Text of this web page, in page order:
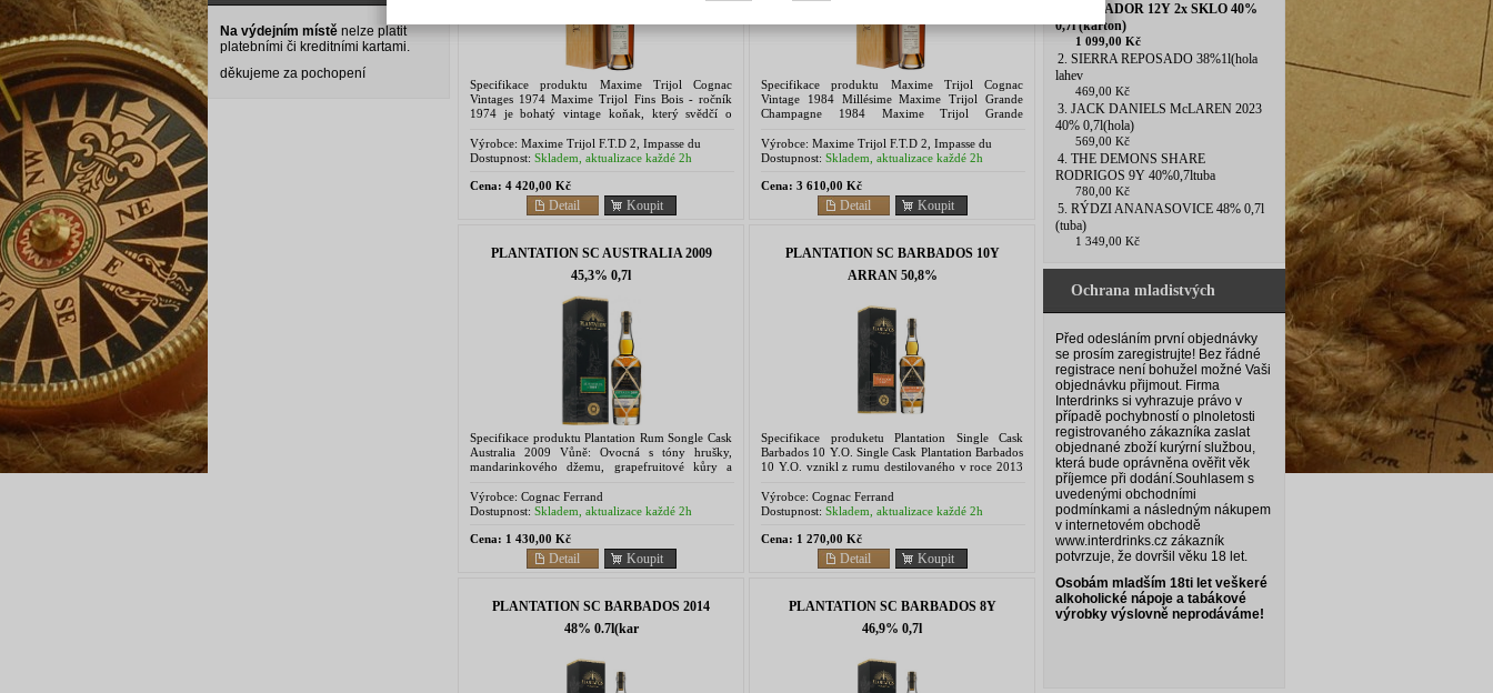
Na výdejním místě nelze platit
platebními či kreditními kartami.
děkujeme za pochopení
Specifikace produktu Maxime Trijol Cognac
Vintages 1974 Maxime Trijol Fins Bois - ročník
1974 je bohatý vintage koňak, který svědčí o
prostřednictvím svých jemných tónů...
Výrobce: Maxime Trijol F.T.D 2, Impasse du
Paradis 17520 Saint-Martial S/Né FRANCE
Dostupnost: Skladem, aktualizace každé 2h
Cena: 4 420,00 Kč
Koupit
Detail
Specifikace produktu Maxime Trijol Cognac
Vintage 1984 Millésime Maxime Trijol Grande
Champagne 1984 Maxime Trijol Grande
nádhernou zlatě-oranžovou barvou...
Výrobce: Maxime Trijol F.T.D 2, Impasse du
Paradis 17520 Saint-Martial S/Né FRANCE
Dostupnost: Skladem, aktualizace každé 2h
Cena: 3 610,00 Kč
Koupit
Detail
PLANTATION SC AUSTRALIA 2009
45,3% 0,7l
Specifikace produktu Plantation Rum Songle Cask
Australia 2009 Vůně: Ovocná s tóny hrušky,
mandarinkového džemu, grapefruitové kůry a
hřebíčku, skořice, anisu a...
Výrobce: Cognac Ferrand
Dostupnost: Skladem, aktualizace každé 2h
Cena: 1 430,00 Kč
Koupit
Detail
PLANTATION SC BARBADOS 10Y
ARRAN 50,8%
Specifikace produketu Plantation Single Cask
Barbados 10 Y.O. Single Cask Plantation Barbados
10 Y.O. vznikl z rumu destilovaného v roce 2013
Výrobce: Cognac Ferrand
Dostupnost: Skladem, aktualizace každé 2h
Cena: 1 270,00 Kč
Koupit
Detail
PLANTATION SC BARBADOS 2014
48% 0.7l(kar
PLANTATION SC BARBADOS 8Y
46,9% 0,7l
1. DICTADOR 12Y 2x SKLO 40%
0,7l (karton)
1 099,00 Kč
2. SIERRA REPOSADO 38%1l(hola
lahev
469,00 Kč
3. JACK DANIELS McLAREN 2023
40% 0,7l(hola)
569,00 Kč
4. THE DEMONS SHARE
RODRIGOS 9Y 40%0,7ltuba
780,00 Kč
5. RÝDZI ANANASOVICE 48% 0,7l
(tuba)
1 349,00 Kč
Ochrana mladistvých
Před odesláním první objednávky
se prosím zaregistrujte! Bez řádné
registrace není bohužel možné Vaši
objednávku přijmout. Firma
Interdrinks si vyhrazuje právo v
případě pochybností o plnoletosti
registrovaného zákazníka zaslat
objednané zboží kurýrní službou,
která bude oprávněna ověřit věk
příjemce při dodání.Souhlasem s
uvedenými obchodními
podmínkami a následným nákupem
v internetovém obchodě
www.interdrinks.cz zákazník
potvrzuje, že dovršil věku 18 let.
Osobám mladším 18ti let veškeré
alkoholické nápoje a tabákové
výrobky výslovně neprodáváme!